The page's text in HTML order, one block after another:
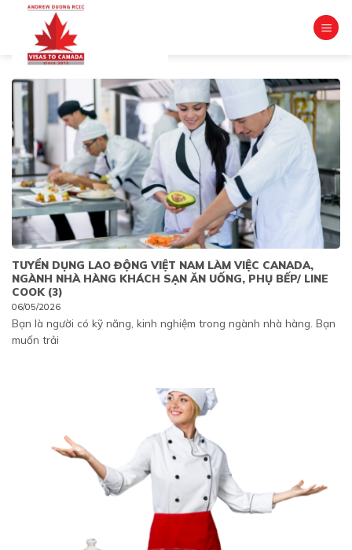
content
TUYỂN DỤNG LAO ĐỘNG VIỆT NAM LÀM VIỆC CANADA,
NGÀNH NHÀ HÀNG KHÁCH SẠN ĂN UỐNG, PHỤ BẾP/ LINE
COOK (3)
06/05/2026
Bạn là người có kỹ năng, kinh nghiệm trong ngành nhà hàng. Bạn
muốn trải